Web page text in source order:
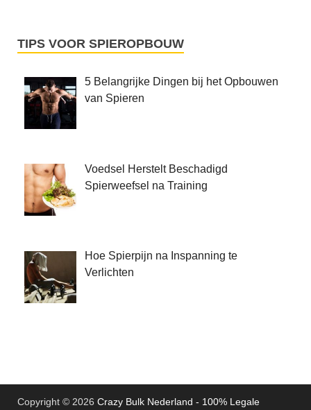
TIPS VOOR SPIEROPBOUW
5 Belangrijke Dingen bij het Opbouwen
van Spieren
Voedsel Herstelt Beschadigd
Spierweefsel na Training
Hoe Spierpijn na Inspanning te
Verlichten
Copyright © 2026 Crazy Bulk Nederland - 100% Legale